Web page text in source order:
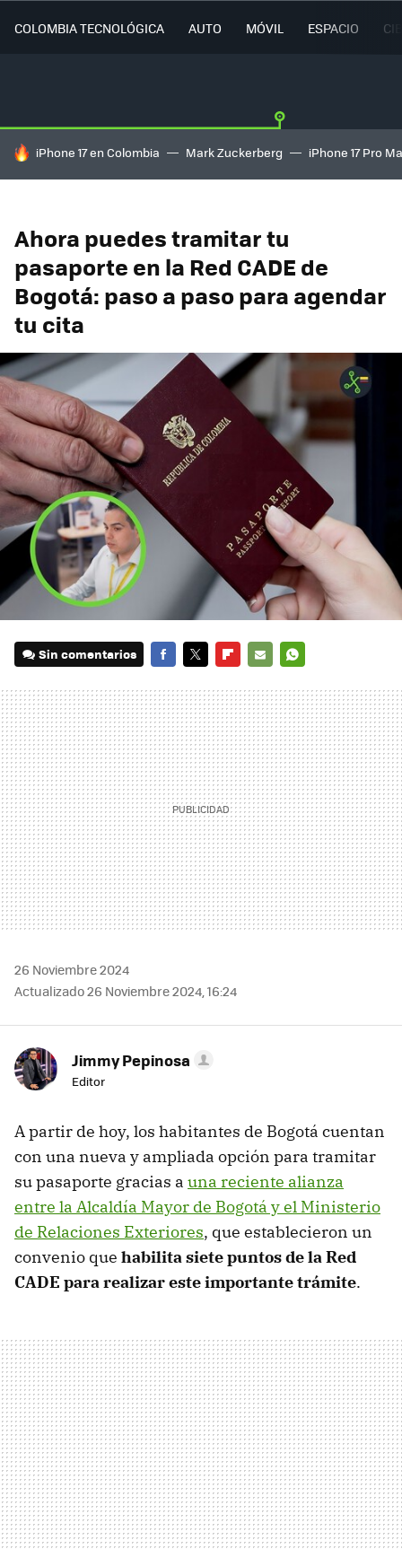
COLOMBIA TECNOLÓGICA AUTO MÓVIL ESPACIO
HOY SE HABLA DE
iPhone 17 en Colombia Mark Zuckerberg iPhone 17 Pro
Ahora puedes tramitar tu
pasaporte en la Red CADE de
Bogotá: paso a paso para agendar
tu cita
Sin comentarios
MAIL
26 Noviembre 2024
Actualizado 26 Noviembre 2024, 16:24
Jimmy Pepinosa
Editor
A partir de hoy, los habitantes de Bogotá cuentan
con una nueva y ampliada opción para tramitar
su pasaporte gracias a una reciente alianza
entre la Alcaldía Mayor de Bogotá y el Ministerio
de Relaciones Exteriores, que establecieron un
convenio que habilita siete puntos de la Red
CADE para realizar este importante trámite.